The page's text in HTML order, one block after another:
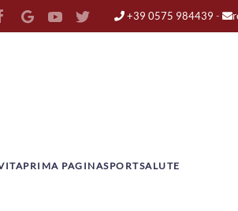
+39 0575 984439 -
PRIMA PAGINASPORTSALUTE